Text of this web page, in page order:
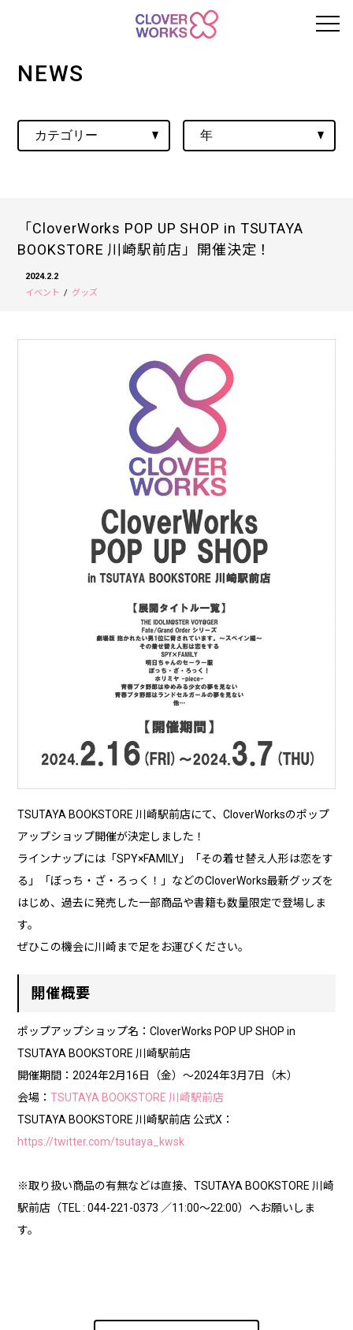
NEWS
「CloverWorks POP UP SHOP in TSUTAYA
BOOKSTORE 川崎駅前店」開催決定！
2024.2.2
イベント
グッズ
TSUTAYA BOOKSTORE 川崎駅前店にて、CloverWorksのポップ
アップショップ開催が決定しました！
ラインナップには「SPY×FAMILY」「その着せ替え人形は恋をす
る」「ぼっち・ざ・ろっく！」などのCloverWorks最新グッズを
はじめ、過去に発売した一部商品や書籍も数量限定で登場しま
す。
ぜひこの機会に川崎まで足をお運びください。
開催概要
ポップアップショップ名：CloverWorks POP UP SHOP in
TSUTAYA BOOKSTORE 川崎駅前店
開催期間：2024年2月16日（金）～2024年3月7日（木）
会場：TSUTAYA BOOKSTORE 川崎駅前店
TSUTAYA BOOKSTORE 川崎駅前店 公式X ：
https://twitter.com/tsutaya_kwsk
※取り扱い商品の有無などは直接、TSUTAYA BOOKSTORE 川崎
駅前店（TEL : 044-221-0373 ／11:00～22:00）へお願いしま
す。